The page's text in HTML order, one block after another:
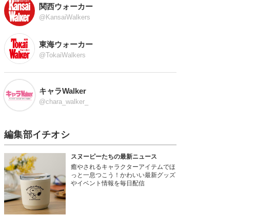
関西ウォーカー
@KansaiWalkers
東海ウォーカー
@TokaiWalkers
キャラWalker
@chara_walker_
編集部イチオシ
スヌーピーたちの最新ニュース
癒やされるキャラクターアイテムでほ
っと一息つこう！かわいい最新グッズ
やイベント情報を毎日配信